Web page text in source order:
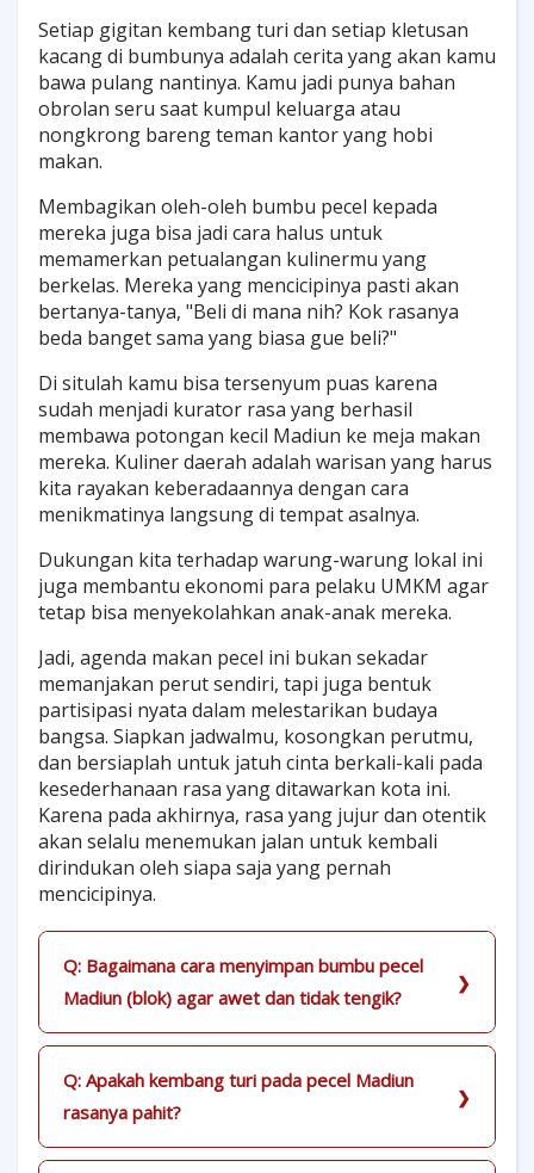
Setiap gigitan kembang turi dan setiap kletusan
kacang di bumbunya adalah cerita yang akan kamu
bawa pulang nantinya. Kamu jadi punya bahan
obrolan seru saat kumpul keluarga atau
nongkrong bareng teman kantor yang hobi
makan.
Membagikan oleh-oleh bumbu pecel kepada
mereka juga bisa jadi cara halus untuk
memamerkan petualangan kulinermu yang
berkelas. Mereka yang mencicipinya pasti akan
bertanya-tanya, "Beli di mana nih? Kok rasanya
beda banget sama yang biasa gue beli?"
Di situlah kamu bisa tersenyum puas karena
sudah menjadi kurator rasa yang berhasil
membawa potongan kecil Madiun ke meja makan
mereka. Kuliner daerah adalah warisan yang harus
kita rayakan keberadaannya dengan cara
menikmatinya langsung di tempat asalnya.
Dukungan kita terhadap warung-warung lokal ini
juga membantu ekonomi para pelaku UMKM agar
tetap bisa menyekolahkan anak-anak mereka.
Jadi, agenda makan pecel ini bukan sekadar
memanjakan perut sendiri, tapi juga bentuk
partisipasi nyata dalam melestarikan budaya
bangsa. Siapkan jadwalmu, kosongkan perutmu,
dan bersiaplah untuk jatuh cinta berkali-kali pada
kesederhanaan rasa yang ditawarkan kota ini.
Karena pada akhirnya, rasa yang jujur dan otentik
akan selalu menemukan jalan untuk kembali
dirindukan oleh siapa saja yang pernah
mencicipinya.
Q: Bagaimana cara menyimpan bumbu pecel
Madiun (blok) agar awet dan tidak tengik?
Q: Apakah kembang turi pada pecel Madiun
rasanya pahit?